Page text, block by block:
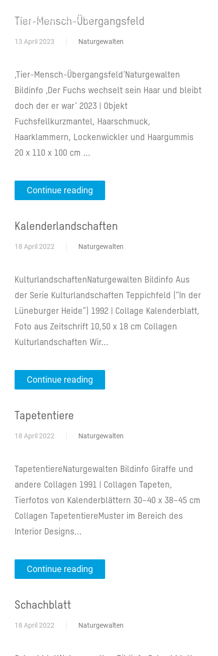
Josephine Riemann
Tier-Mensch-Übergangsfeld
13 April 2023 Naturgewalten
‚Tier-Mensch-Übergangsfeld‘Naturgewalten
Bildinfo ‚Der Fuchs wechselt sein Haar und bleibt
doch der er war‘ 2023 | Objekt
Fuchsfellkurzmantel, Haarschmuck,
Haarklammern, Lockenwickler und Haargummis
20 x 110 x 100 cm ...
Continue reading
Kalenderlandschaften
18 April 2022 Naturgewalten
KulturlandschaftenNaturgewalten Bildinfo Aus
der Serie Kulturlandschaften Teppichfeld (“In der
Lüneburger Heide”) 1992 | Collage Kalenderblatt,
Foto aus Zeitschrift 10,50 x 18 cm Collagen
Kulturlandschaften Wir...
Continue reading
Tapetentiere
18 April 2022 Naturgewalten
TapetentiereNaturgewalten Bildinfo Giraffe und
andere Collagen 1991 | Collagen Tapeten,
Tierfotos von Kalenderblättern 30–40 x 38–45 cm
Collagen TapetentiereMuster im Bereich des
Interior Designs...
Continue reading
Schachblatt
18 April 2022 Naturgewalten